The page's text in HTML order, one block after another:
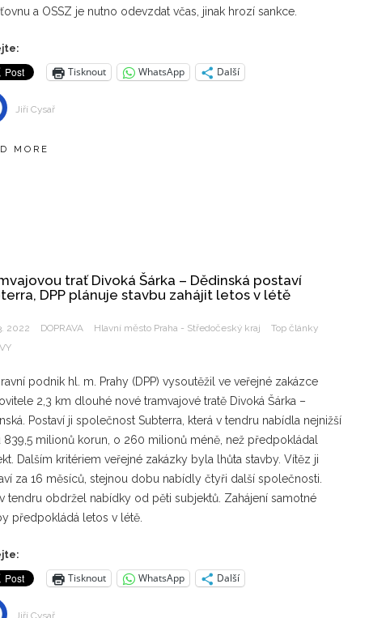
a OSSZ je nutno odevzdat včas, jinak hrozí sankce.
Tisknout WhatsApp Další
Jiří Cysař
MORE
trať Divoká Šárka – Dědinská postaví
DPP plánuje stavbu zahájit letos v létě
2022 DOPRAVA Hlavní město Praha - Středočeský kraj
Top články
podnik hl. m. Prahy (DPP) vysoutěžil ve veřejné zakázce
2,3 km dlouhé nové tramvajové tratě Divoká Šárka –
Postaví ji společnost Subterra, která v tendru nabídla nejnižší
839,5 milionů korun, o 260 milionů méně, než předpokládal
Dalším kritériem veřejné zakázky byla lhůta stavby. Vítěz ji
za 16 měsíců, stejnou dobu nabídly čtyři další společnosti.
v tendru obdržel nabídky od pěti subjektů. Zahájení samotné
předpokládá letos v létě.
Tisknout WhatsApp Další
Jiří Cysař